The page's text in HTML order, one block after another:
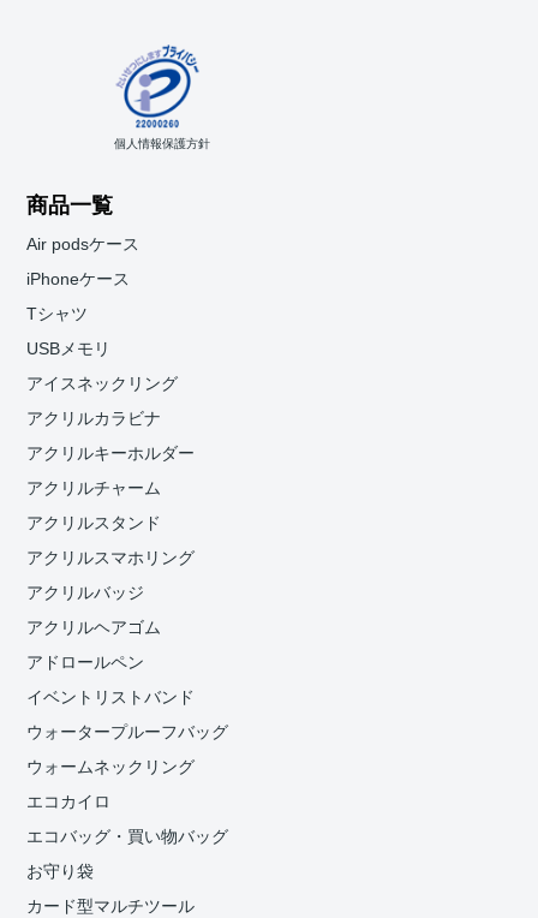
個人情報保護方針
商品一覧
Air podsケース
iPhoneケース
Tシャツ
USBメモリ
アイスネックリング
アクリルカラビナ
アクリルキーホルダー
アクリルチャーム
アクリルスタンド
アクリルスマホリング
アクリルバッジ
アクリルヘアゴム
アドロールペン
イベントリストバンド
ウォータープルーフバッグ
ウォームネックリング
エコカイロ
エコバッグ・買い物バッグ
お守り袋
カード型マルチツール